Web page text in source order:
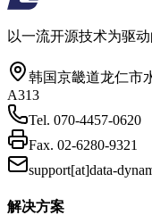
以一流开源技术为驱
韩国京畿道龙仁市
A313
Tel. 070-4457-0620
Fax. 02-6280-9321
support[at]data-
解决方案